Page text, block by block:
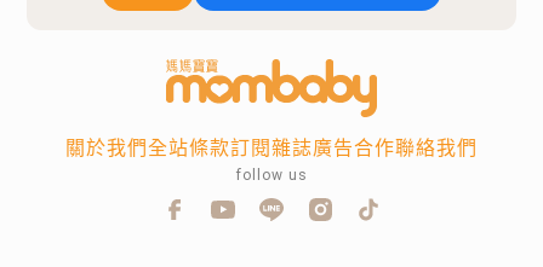
關於我們全站條款訂閱雜誌廣告合作聯絡我們
follow us